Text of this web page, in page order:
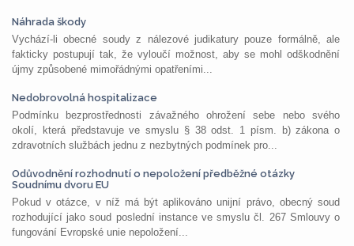
Náhrada škody
Vychází-li obecné soudy z nálezové judikatury pouze formálně, ale
fakticky postupují tak, že vyloučí možnost, aby se mohl odškodnění
újmy způsobené mimořádnými opatřeními...
Nedobrovolná hospitalizace
Podmínku bezprostřednosti závažného ohrožení sebe nebo svého
okolí, která představuje ve smyslu § 38 odst. 1 písm. b) zákona o
zdravotních službách jednu z nezbytných podmínek pro...
Odůvodnění rozhodnutí o nepoložení předběžné otázky
Soudnímu dvoru EU
Pokud v otázce, v níž má být aplikováno unijní právo, obecný soud
rozhodující jako soud poslední instance ve smyslu čl. 267 Smlouvy o
fungování Evropské unie nepoložení...